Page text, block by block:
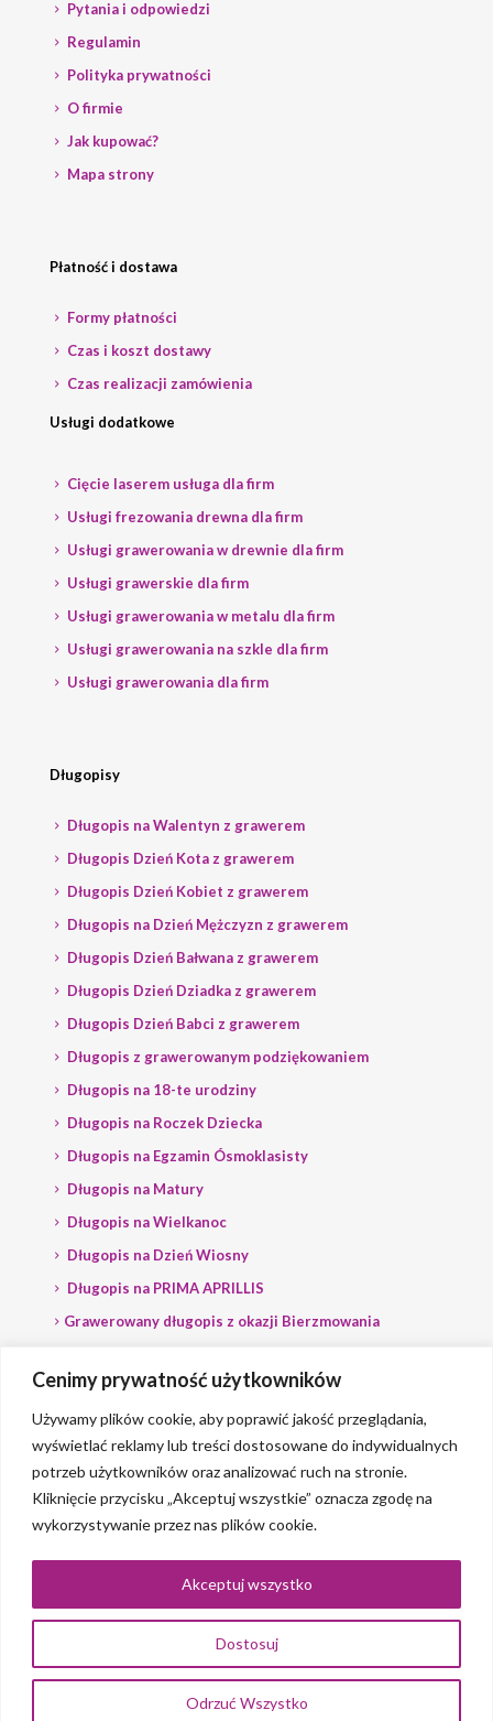
Cenimy prywatność użytkowników
Używamy plików cookie, aby poprawić jakość przeglądania,
wyświetlać reklamy lub treści dostosowane do indywidualnych
potrzeb użytkowników oraz analizować ruch na stronie.
Kliknięcie przycisku „Akceptuj wszystkie” oznacza zgodę na
wykorzystywanie przez nas plików cookie.
Dostosuj
Odrzuć Wszystko
Akceptuj wszystko
Pytania i odpowiedzi
Regulamin
Polityka prywatności
O firmie
Jak kupować?
Mapa strony
Płatność i dostawa
Formy płatności
Czas i koszt dostawy
Czas realizacji zamówienia
Usługi dodatkowe
Cięcie laserem usługa dla firm
Usługi frezowania drewna dla firm
Usługi grawerowania w drewnie dla firm
Usługi grawerskie dla firm
Usługi grawerowania w metalu dla firm
Usługi grawerowania na szkle dla firm
Usługi grawerowania dla firm
Długopisy
Długopis na Walentyn z grawerem
Długopis Dzień Kota z grawerem
Długopis Dzień Kobiet z grawerem
Długopis na Dzień Mężczyzn z grawerem
Długopis Dzień Bałwana z grawerem
Długopis Dzień Dziadka z grawerem
Długopis Dzień Babci z grawerem
Długopis z grawerowanym podziękowaniem
Długopis na 18-te urodziny
Długopis na Roczek Dziecka
Długopis na Egzamin Ósmoklasisty
Długopis na Matury
Długopis na Wielkanoc
Długopis na Dzień Wiosny
Długopis na PRIMA APRILLIS
Grawerowany długopis z okazji Bierzmowania
Grawerowany długopis dla Polityka
© 2023 Grawerlik |2QBS